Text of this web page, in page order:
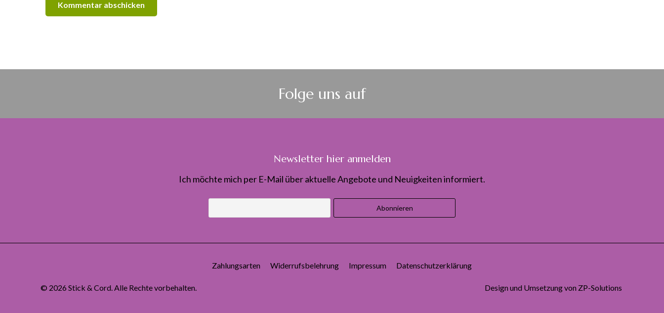
Folge uns auf
Newsletter hier anmelden
Ich möchte mich per E-Mail über aktuelle Angebote und Neuigkeiten informiert.
Zahlungsarten Widerrufsbelehrung Impressum Datenschutzerklärung
© 2026 Stick & Cord . Alle Rechte vorbehalten. Design und Umsetzung von ZP-Solutions